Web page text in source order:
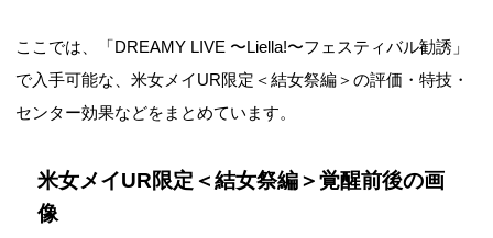
ここでは、「DREAMY LIVE 〜Liella!〜フェスティバル勧誘」
で入手可能な、米女メイUR限定＜結女祭編＞の評価・特技・
センター効果などをまとめています。
米女メイUR限定＜結女祭編＞覚醒前後の画
像